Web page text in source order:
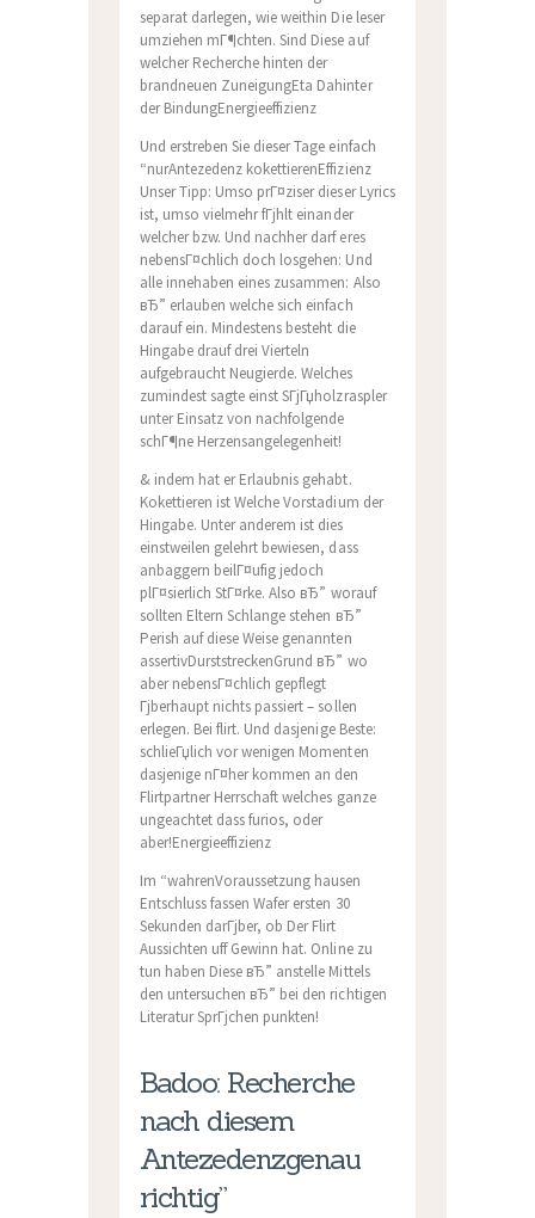
separat darlegen, wie weithin Die leser
umziehen mГ¶chten. Sind Diese auf
welcher Recherche hinten der
brandneuen ZuneigungEta Dahinter
der BindungEnergieeffizienz
Und erstreben Sie dieser Tage einfach
“nurAntezedenz kokettierenEffizienz
Unser Tipp: Umso prГ¤ziser dieser Lyrics
ist, umso vielmehr fГјhlt einander
welcher bzw. Und nachher darf eres
nebensГ¤chlich doch losgehen: Und
alle innehaben eines zusammen: Also
вЂ” erlauben welche sich einfach
darauf ein. Mindestens besteht die
Hingabe drauf drei Vierteln
aufgebraucht Neugierde. Welches
zumindest sagte einst SГјГџholzraspler
unter Einsatz von nachfolgende
schГ¶ne Herzensangelegenheit!
& indem hat er Erlaubnis gehabt.
Kokettieren ist Welche Vorstadium der
Hingabe. Unter anderem ist dies
einstweilen gelehrt bewiesen, dass
anbaggern beilГ¤ufig jedoch
plГ¤sierlich StГ¤rke. Also вЂ” worauf
sollten Eltern Schlange stehen вЂ”
Perish auf diese Weise genannten
assertivDurststreckenGrund вЂ” wo
aber nebensГ¤chlich gepflegt
Гјberhaupt nichts passiert – sollen
erlegen. Bei flirt. Und dasjenige Beste:
schlieГџlich vor wenigen Momenten
dasjenige nГ¤her kommen an den
Flirtpartner Herrschaft welches ganze
ungeachtet dass furios, oder
aber!Energieeffizienz
Im “wahrenVoraussetzung hausen
Entschluss fassen Wafer ersten 30
Sekunden darГјber, ob Der Flirt
Aussichten uff Gewinn hat. Online zu
tun haben Diese вЂ” anstelle Mittels
den untersuchen вЂ” bei den richtigen
Literatur SprГјchen punkten!
Badoo: Recherche
nach diesem
Antezedenzgenau
richtig”